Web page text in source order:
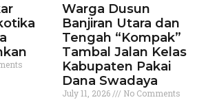
Warga Dusun
Banjiran Utara dan
Tengah “Kompak”
Tambal Jalan Kelas
Kabupaten Pakai
Dana Swadaya
July 11, 2026 No Comments